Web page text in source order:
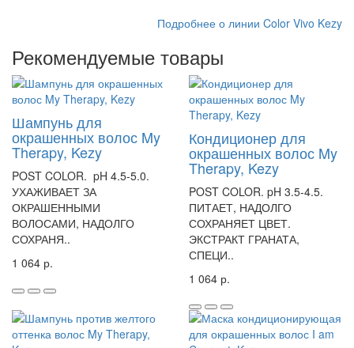
Подробнее о линии Color Vivo Kezy
Рекомендуемые товары
Шампунь для
окрашенных волос My
Therapy, Kezy
POST COLOR. pH 4.5-5.0.
УХАЖИВАЕТ ЗА
ОКРАШЕННЫМИ
ВОЛОСАМИ, НАДОЛГО
СОХРАНЯ..
1 064 р.
Кондиционер для
окрашенных волос My
Therapy, Kezy
POST COLOR. pH 3.5-4.5.
ПИТАЕТ, НАДОЛГО
СОХРАНЯЕТ ЦВЕТ.
ЭКСТРАКТ ГРАНАТА,
СПЕЦИ..
1 064 р.